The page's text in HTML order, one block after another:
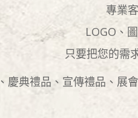
專業
LOGO、
只要把您的需
慶典禮品、宣傳禮品、展